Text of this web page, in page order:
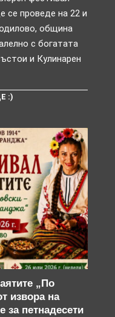
се проведе на 22 и
община
с богатата
и Кулинарен
:)
„По
извора на
за петнадесети